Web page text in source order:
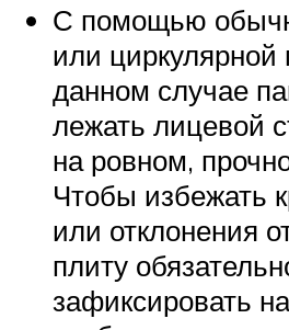
С помощью
или
данном случае
лежать лицевой
на ровном,
Чтобы избежать
или отклонения
плиту
зафиксировать